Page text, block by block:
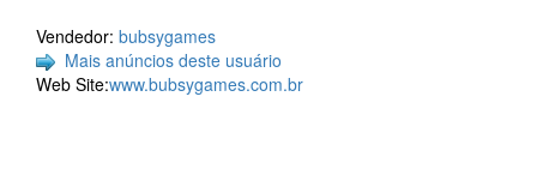
Vendedor: bubsygames
Mais anúncios deste usuário
Web Site:www.bubsygames.com.br